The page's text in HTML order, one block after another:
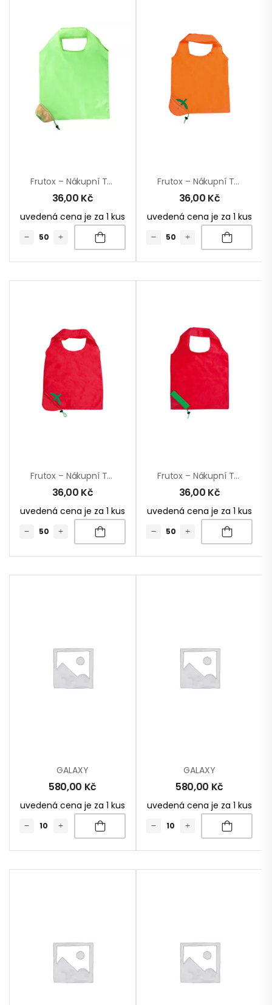
Frutox – Nákupní Taška
36,00 Kč
uvedená cena je za 1 kus
Frutox – Nákupní Taška
36,00 Kč
uvedená cena je za 1 kus
Frutox – Nákupní Taška
36,00 Kč
uvedená cena je za 1 kus
Frutox – Nákupní Taška
36,00 Kč
uvedená cena je za 1 kus
GALAXY
580,00 Kč
uvedená cena je za 1 kus
GALAXY
580,00 Kč
uvedená cena je za 1 kus